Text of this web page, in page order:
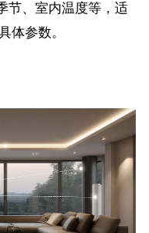
节、室内温度等，适
体参数。